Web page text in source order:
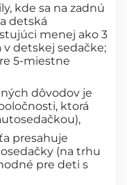
kde sa na zadnú
detská
menej ako 3
v detskej sedačke;
5-miestne
dôvodov je
ktorá
presahuje
(na trhu
pre deti s